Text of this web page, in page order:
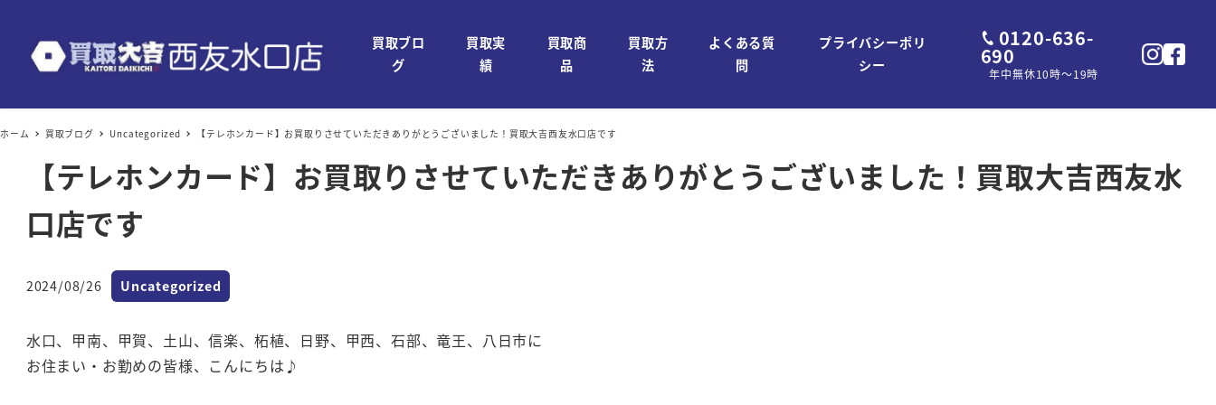
買取ブロ
グ
買取実
績
買取商
品
買取方
法
よくある質
問
プライバシーポリ
シー
0120-636-
690
年中無休10時～19時
ホーム 買取ブログ Uncategorized 【テレホンカード】お買取りさせていただきありがとうございました！買取大吉西友水口店です
【テレホンカード】お買取りさせていただきありがとうございました！買取大吉西友水
口店です
投稿日
2024/08/26 カテゴリー
Uncategorized
水口、甲南、甲賀、土山、信楽、柘植、日野、甲西、石部、竜王、八日市に
お住まい・お勤めの皆様、こんにちは♪